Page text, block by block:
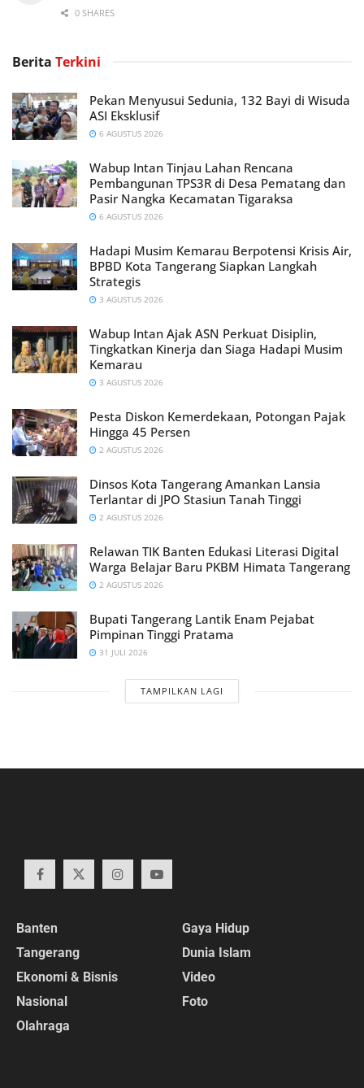
0 SHARES
Berita Terkini
Pekan Menyusui Sedunia, 132 Bayi di Wisuda
ASI Eksklusif
6 AGUSTUS 2026
Wabup Intan Tinjau Lahan Rencana
Pembangunan TPS3R di Desa Pematang dan
Pasir Nangka Kecamatan Tigaraksa
6 AGUSTUS 2026
Hadapi Musim Kemarau Berpotensi Krisis Air,
BPBD Kota Tangerang Siapkan Langkah
Strategis
3 AGUSTUS 2026
Wabup Intan Ajak ASN Perkuat Disiplin,
Tingkatkan Kinerja dan Siaga Hadapi Musim
Kemarau
3 AGUSTUS 2026
Pesta Diskon Kemerdekaan, Potongan Pajak
Hingga 45 Persen
2 AGUSTUS 2026
Dinsos Kota Tangerang Amankan Lansia
Terlantar di JPO Stasiun Tanah Tinggi
2 AGUSTUS 2026
Relawan TIK Banten Edukasi Literasi Digital
Warga Belajar Baru PKBM Himata Tangerang
2 AGUSTUS 2026
Bupati Tangerang Lantik Enam Pejabat
Pimpinan Tinggi Pratama
31 JULI 2026
TAMPILKAN LAGI
Banten
Tangerang
Ekonomi & Bisnis
Nasional
Olahraga
Gaya Hidup
Dunia Islam
Video
Foto